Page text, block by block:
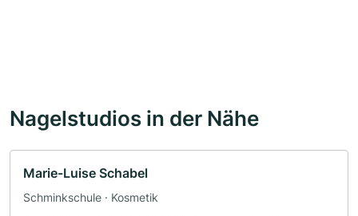
Nagelstudios in der Nähe
Marie-Luise Schabel
Schminkschule · Kosmetik